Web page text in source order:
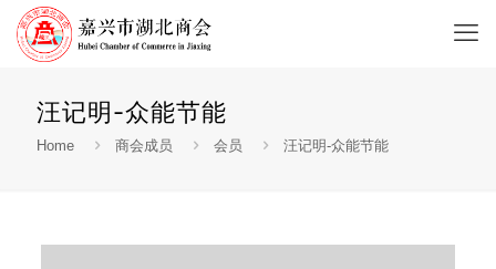
汪记明-众能节能
Home 商会成员 会员 汪记明-众能节能